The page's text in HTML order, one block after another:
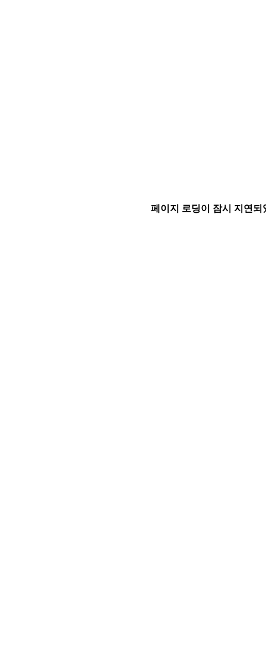
페이지 로딩이 잠시 지연